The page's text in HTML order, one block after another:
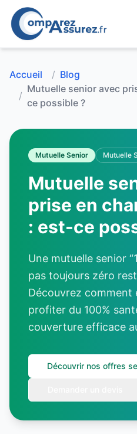
Accueil / Blog
/
Mutuelle senior avec
ce possible ?
Mutuelle Senior Mutuelle
Mutuelle
prise en
: est-ce
Une mutuelle senior
pas toujours zéro
Découvrez comment
profiter du 100%
couverture efficace
Découvrir nos offres